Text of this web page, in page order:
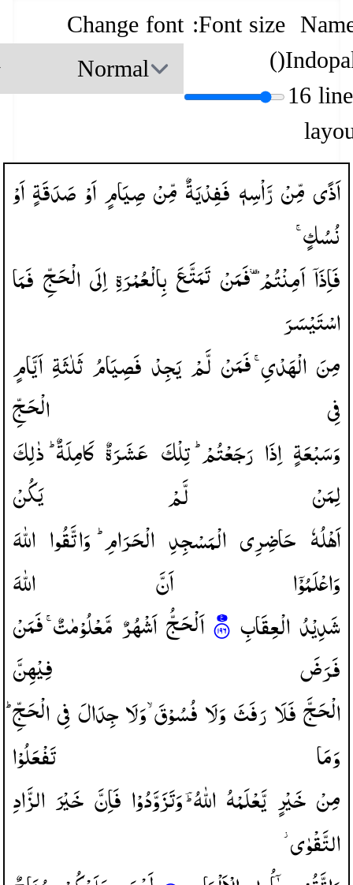
16
Font size:
(
)
Change font
اَذًیمِّنْرَّاْسِهٖ فَفِدْیَةٌمِّنْصِیَامٍاَوْصَدَقَةٍاَوْ
نُسُكٍ ۚ
فَاِذَاۤاَمِنْتُمْ ۥفَمَنْ تَمَتَّعَبِالْعُمْرَةِاِلَی الْحَجِّ فَمَا
اسْتَیْسَرَ
مِنَ الْهَدْیِ ۚ فَمَنْ لَّمْیَجِدْ فَصِیَامُثَلٰثَةِ اَیَّامٍ
فِی
الْحَجِّ
وَسَبْعَةٍ اِذَا رَجَعْتُمْ ؕ تِلْكَ عَشَرَةٌ كَامِلَةٌ ؕ ذٰلِكَ
لِمَنْ
لَّمْ
یَكُنْ
اَهْلُهٗ حَاضِرِی الْمَسْجِدِ الْحَرَامِ ؕ وَاتَّقُوا اللّٰهَ
وَاعْلَمُوْۤا
اَنَّ
اللّٰهَ
شَدِیْدُ الْعِقَابِ اَلْحَجُّاَشْهُرٌ مَّعْلُوْمٰتٌ ۚ فَمَنْ
فَرَضَ
فِیْهِنَّ
الْحَجَّفَلَارَفَثَوَلَافُسُوْقَ ۙوَلَاجِدَالَفِیالْحَجِّ ؕ
وَمَا
تَفْعَلُوْا
مِنْ خَیْرٍ یَّعْلَمْهُ اللّٰهُ ؔؕ وَتَزَوَّدُوْا فَاِنَّ خَیْرَ الزَّادِ
التَّقْوٰی ؗ